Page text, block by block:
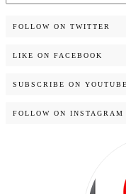
for:
FOLLOW ON TWITTER
LIKE ON FACEBOOK
SUBSCRIBE ON YOUTUBE
FOLLOW ON INSTAGRAM